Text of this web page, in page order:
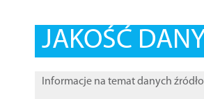
JAKOŚĆ
Informacje na temat danych